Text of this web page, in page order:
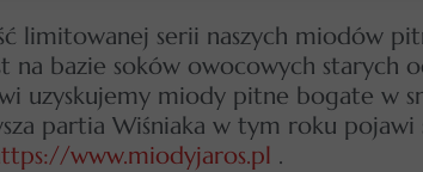
limitowanej serii naszych miodów
bazie soków owocowych starych
uzyskujemy miody pitne bogate w
partia Wiśniaka w tym roku
www.miodyjaros.pl .